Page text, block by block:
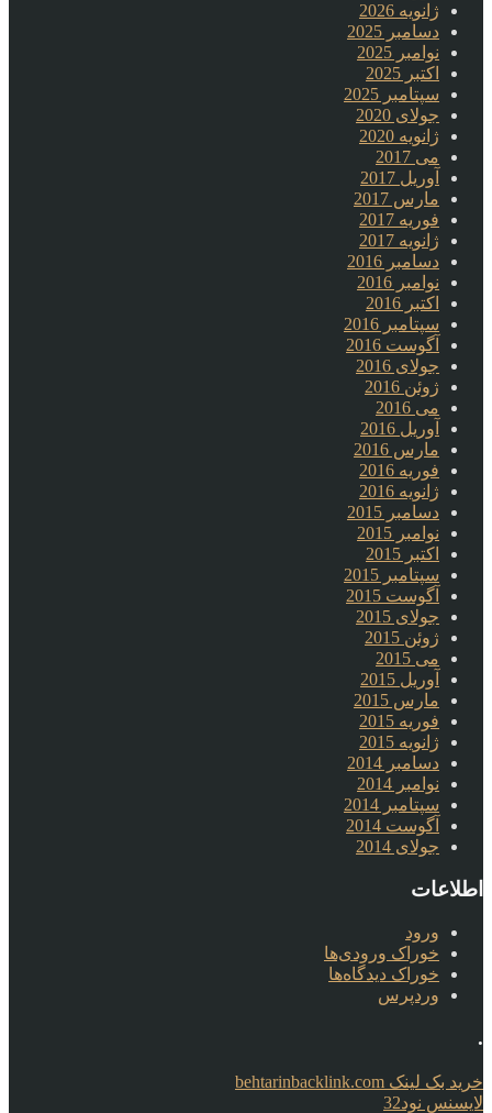
ژانویه 2026
دسامبر 2025
نوامبر 2025
اکتبر 2025
سپتامبر 2025
جولای 2020
ژانویه 2020
می 2017
آوریل 2017
مارس 2017
فوریه 2017
ژانویه 2017
دسامبر 2016
نوامبر 2016
اکتبر 2016
سپتامبر 2016
آگوست 2016
جولای 2016
ژوئن 2016
می 2016
آوریل 2016
مارس 2016
فوریه 2016
ژانویه 2016
دسامبر 2015
نوامبر 2015
اکتبر 2015
سپتامبر 2015
آگوست 2015
جولای 2015
ژوئن 2015
می 2015
آوریل 2015
مارس 2015
فوریه 2015
ژانویه 2015
دسامبر 2014
نوامبر 2014
سپتامبر 2014
آگوست 2014
جولای 2014
اطلاعات
ورود
خوراک ورودی‌ها
خوراک دیدگاه‌ها
وردپرس
.
خرید بک لینک behtarinbacklink.com
لایسنس نود32